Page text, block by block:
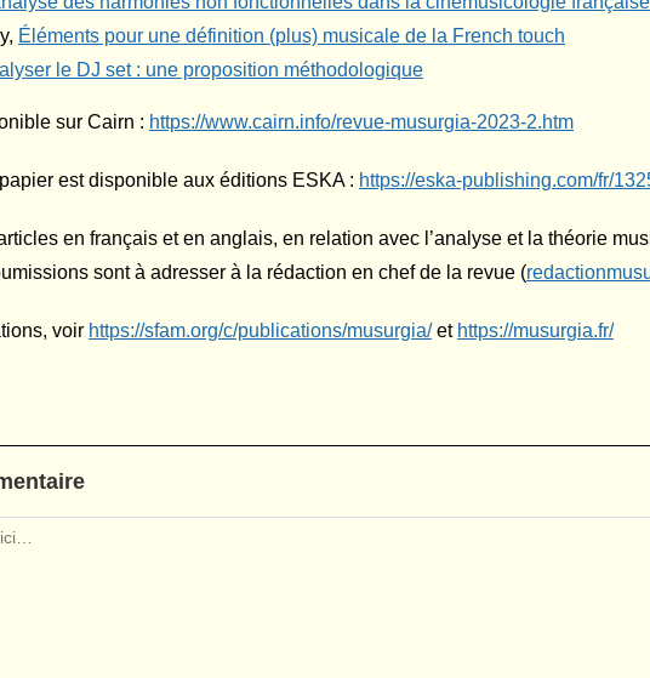
Éléments pour une définition (plus) musicale de la French touch
le DJ set : une proposition méthodologique
sur Cairn : https://www.cairn.info/revue-musurgia-2023-2.htm
est disponible aux éditions ESKA : https://eska-publishing.com/fr/
en français et en anglais, en relation avec l’analyse et la théorie
sont à adresser à la rédaction en chef de la revue (
voir https://sfam.org/c/publications/musurgia/et https://musurgia.fr/